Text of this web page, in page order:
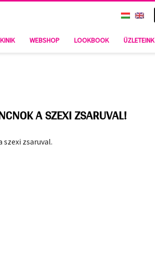
WEBSHOP LOOKBOOK ÜZLETEINK
A SZEXI ZSARUVAL!
zsaruval.